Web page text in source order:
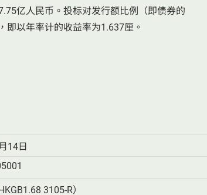
亿人民币。投标对发行额比例（即债券的
以年率计的收益率为1.637厘。
14日
3105-R）